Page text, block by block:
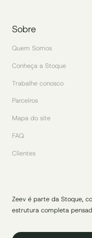
Sobre
Quem Somos
Conheça a Stoque
Trabalhe conosco
Parceiros
Mapa do site
FAQ
Clientes
Zeev é parte da Stoque,
estrutura completa